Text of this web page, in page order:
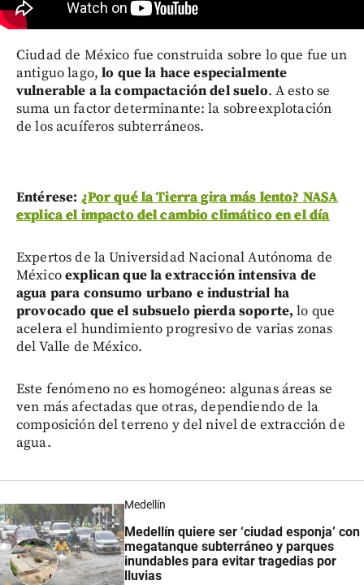
Ciudad de México fue construida sobre lo que fue un
antiguo lago, lo que la hace especialmente
vulnerable a la compactación del suelo. A esto se
suma un factor determinante: la sobreexplotación
de los acuíferos subterráneos.
Entérese: ¿Por qué la Tierra gira más lento? NASA
explica el impacto del cambio climático en el día
Expertos de la Universidad Nacional Autónoma de
Méxicoexplican que la extracción intensiva de
agua para consumo urbano e industrial ha
provocado que el subsuelo pierda soporte,lo que
acelera el hundimiento progresivo de varias zonas
del Valle de México.
Este fenómeno no es homogéneo: algunas áreas se
ven más afectadas que otras, dependiendo de la
composición del terreno y del nivel de extracción de
agua.
Medellín
Medellín quiere ser ‘ciudad esponja’ con
megatanque subterráneo y parques
inundables para evitar tragedias por
lluvias